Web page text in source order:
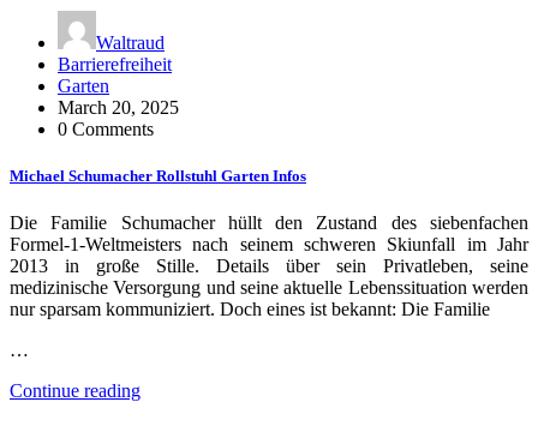
Waltraud
Barrierefreiheit
Garten
March 20, 2025
0 Comments
Michael Schumacher Rollstuhl Garten Infos
Die Familie Schumacher hüllt den Zustand des siebenfachen
Formel-1-Weltmeisters nach seinem schweren Skiunfall im Jahr
2013 in große Stille. Details über sein Privatleben, seine
medizinische Versorgung und seine aktuelle Lebenssituation werden
nur sparsam kommuniziert. Doch eines ist bekannt: Die Familie
…
Continue reading